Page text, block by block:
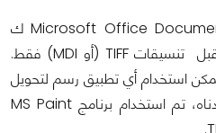
القيام باستخدام Microsoft Office Document Imaging ك
OCR محدود إلى حد ما لأنه يقبل تنسيقات TIFF (أو MDI) فقط.
استخدام أي تطبيق رسم لتحويل
الصورة إلى TIFF. في الصورة أدناه، تم استخدام برنامج MS Paint